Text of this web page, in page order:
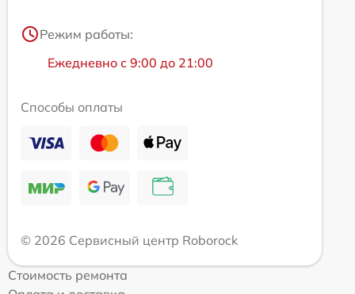
Режим работы:
Ежедневно с 9:00 до 21:00
Способы оплаты
© 2026 Сервисный центр Roborock
Стоимость ремонта